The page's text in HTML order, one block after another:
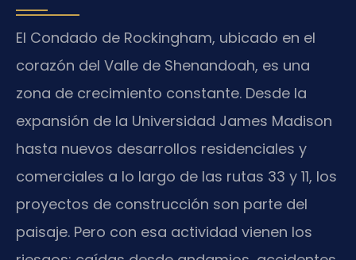
El Condado de Rockingham, ubicado en el
corazón del Valle de Shenandoah, es una
zona de crecimiento constante. Desde la
expansión de la Universidad James Madison
hasta nuevos desarrollos residenciales y
comerciales a lo largo de las rutas 33 y 11, los
proyectos de construcción son parte del
paisaje. Pero con esa actividad vienen los